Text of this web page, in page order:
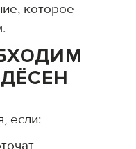
которое
если: